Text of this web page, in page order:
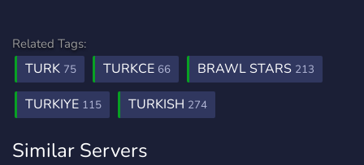
adaysınız!
Yetkili alımı sürecimiz titizlikle yürütülecek ve her adayın
başvurusu detaylı bir şekilde incelenecektir. Uygun
adaylarla mülakatlar yapılacak ve en uygun kişiler
Unutmayın, yetkili olmak sadece bir unvan değil, aynı
Related Tags:
TURK 75 TURKCE 66 BRAWL STARS 213
TURKIYE 115 TURKISH 274
Similar Servers